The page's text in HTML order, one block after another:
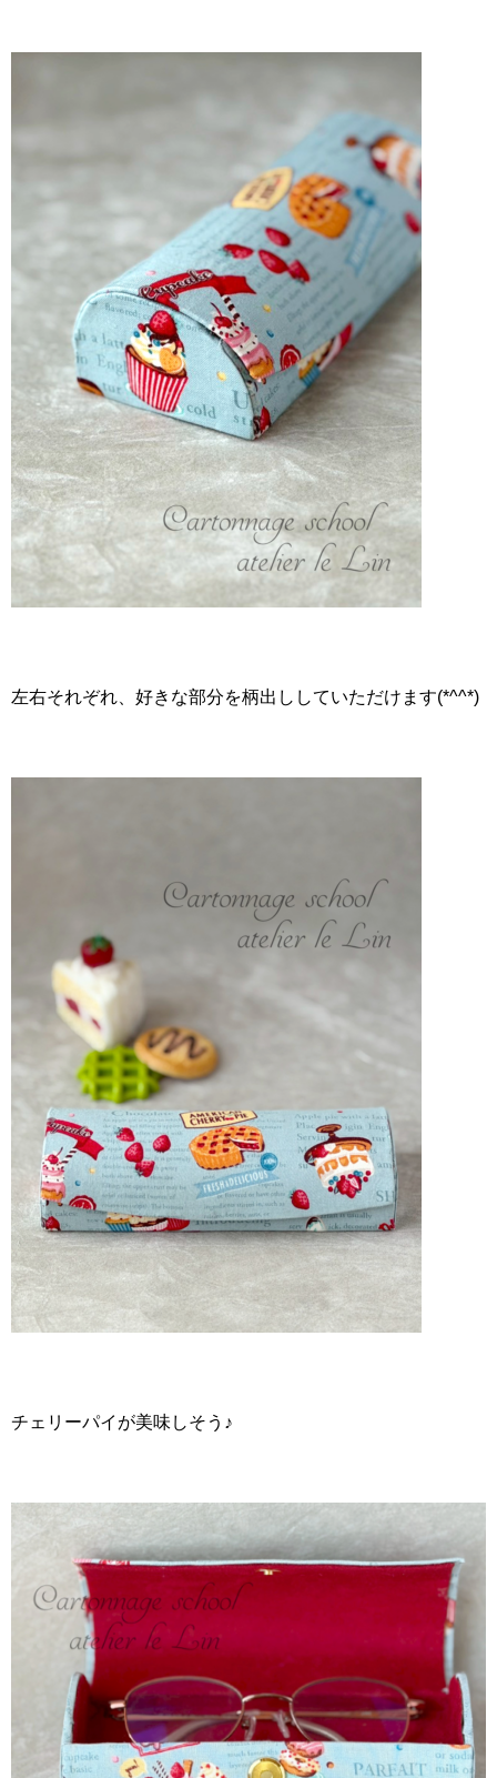
左右それぞれ、好きな部分を柄出ししていただけます(*^^*)
チェリーパイが美味しそう♪